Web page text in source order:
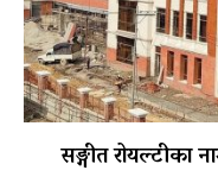
सङ्गीत रोयल्टीका